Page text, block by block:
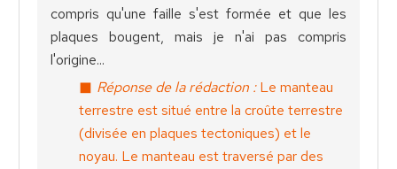
compris qu'une faille s'est formée et que les
plaques bougent, mais je n'ai pas compris
l'origine...
Réponse de la rédaction :Le manteau
terrestre est situé entre la croûte terrestre
(divisée en plaques tectoniques) et le
noyau. Le manteau est traversé par des